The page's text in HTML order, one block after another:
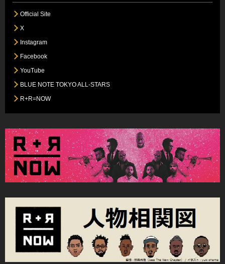
Official Site
X
Instagram
Facebook
YouTube
BLUE NOTE TOKYO ALL-STARS
R+R=NOW